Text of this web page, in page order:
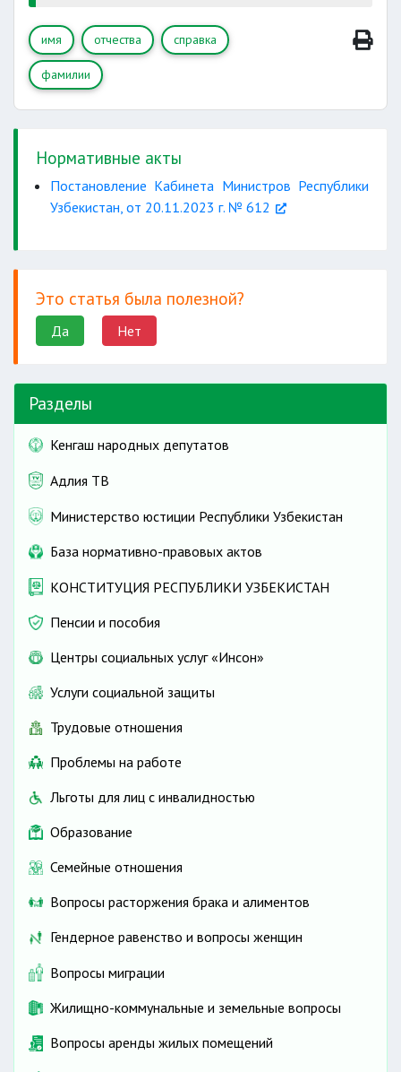
имя отчества справка
фамилии
Нормативные акты
Постановление Кабинета Министров Республики
Узбекистан, от 20.11.2023 г. № 612
Это статья была полезной?
Да Нет
Разделы
Кенгаш народных депутатов
Адлия ТВ
Министерство юстиции Республики Узбекистан
База нормативно-правовых актов
КОНСТИТУЦИЯ РЕСПУБЛИКИ УЗБЕКИСТАН
Пенсии и пособия
Центры социальных услуг «Инсон»
Услуги социальной защиты
Трудовые отношения
Проблемы на работе
Льготы для лиц с инвалидностью
Образование
Семейные отношения
Вопросы расторжения брака и алиментов
Гендерное равенство и вопросы женщин
Вопросы миграции
Жилищно-коммунальные и земельные вопросы
Вопросы аренды жилых помещений